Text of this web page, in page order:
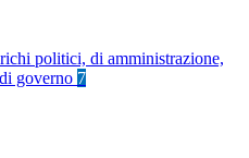
politici, di amministrazione,
governo 7